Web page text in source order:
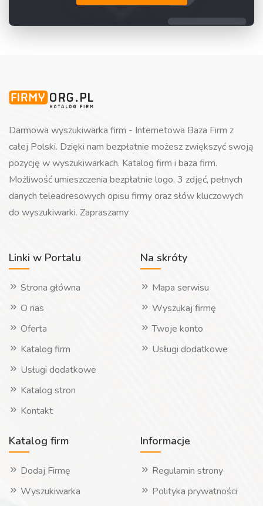
Darmowa wyszukiwarka firm - Internetowa Baza Firm z
całej Polski. Dzięki nam bezpłatnie możesz zwiększyć swoją
pozycję w wyszukiwarkach. Katalog firm i baza firm.
Możliwość umieszczenia bezpłatnie logo, 3 zdjęć, pełnych
danych teleadresowych opisu firmy oraz słów kluczowych
do wyszukiwarki. Zapraszamy
Linki w Portalu
Strona główna
O nas
Oferta
Katalog firm
Usługi dodatkowe
Katalog stron
Kontakt
Na skróty
Mapa serwisu
Wyszukaj firmę
Twoje konto
Usługi dodatkowe
Katalog firm
Dodaj Firmę
Wyszukiwarka
Informacje
Regulamin strony
Polityka prywatności